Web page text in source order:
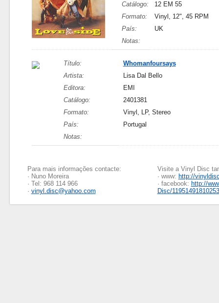
Catálogo:
12 EM 55
Formato:
Vinyl, 12", 45 RPM
País:
UK
Notas:
Título:
Whomanfoursays
Artista:
Lisa Dal Bello
Editora:
EMI
Catálogo:
2401381
Formato:
Vinyl, LP, Stereo
País:
Portugal
Notas:
Para mais informações contacte:
· Nuno Moreira
· Tel: 968 114 966
· vinyl.disc@yahoo.com
Visite a Vinyl Disc
· www: http://
· facebook: http://
Disc/